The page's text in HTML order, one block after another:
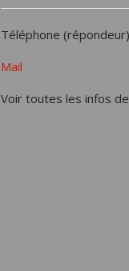
Téléphone
Mail
Voir toutes les infos de